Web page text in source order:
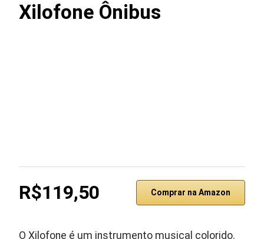
Xilofone Ônibus
R$119,50 Comprar na Amazon
O Xilofone é um instrumento musical colorido.